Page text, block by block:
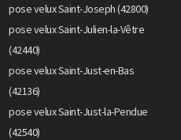
pose velux Saint-Joseph (42800)
pose velux Saint-Julien-la-Vêtre
(42440)
pose velux Saint-Just-en-Bas
(42136)
pose velux Saint-Just-la-Pendue
(42540)